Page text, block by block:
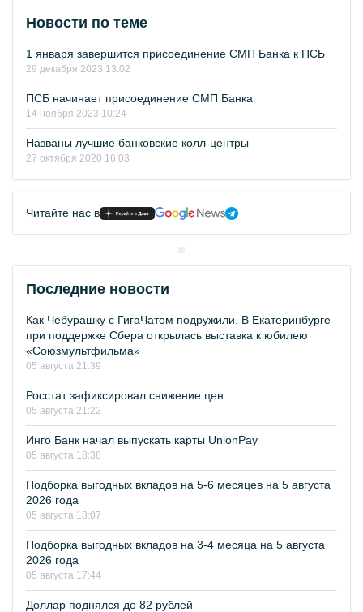
Новости по теме
1 января завершится присоединение СМП Банка к ПСБ
29 декабря 2023 13:02
ПСБ начинает присоединение СМП Банка
14 ноября 2023 10:24
Названы лучшие банковские колл-центры
27 октября 2020 16:03
Читайте нас в
Последние новости
Как Чебурашку с ГигаЧатом подружили. В Екатеринбурге
при поддержке Сбера открылась выставка к юбилею
«Союзмультфильма»
05 августа 21:39
Росстат зафиксировал снижение цен
05 августа 21:22
Инго Банк начал выпускать карты UnionPay
05 августа 18:38
Подборка выгодных вкладов на 5-6 месяцев на 5 августа
2026 года
05 августа 18:07
Подборка выгодных вкладов на 3-4 месяца на 5 августа
2026 года
05 августа 17:44
Доллар поднялся до 82 рублей